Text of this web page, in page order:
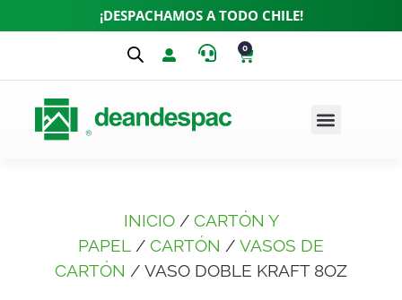
¡DESPACHAMOS A TODO CHILE!
0
INICIO/ CARTÓN Y
PAPEL / CARTÓN / VASOS DE
CARTÓN / VASO DOBLE KRAFT 8OZ